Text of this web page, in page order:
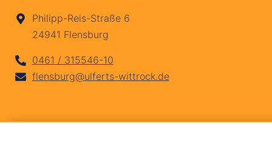
Philipp-Reis-Straße 6
24941 Flensburg
0461 / 315546-10
flensburg@ulferts-wittrock.de